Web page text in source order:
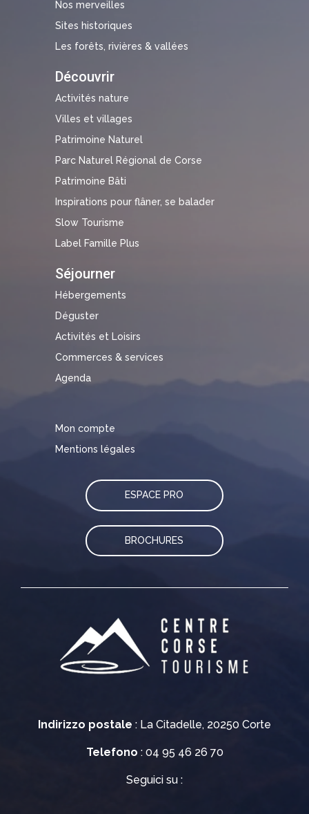
Indirizzo postale : La Citadelle, 20250 Corte
Telefono : 04 95 46 26 70
Seguici su :
Nos merveilles
Sites historiques
Les forêts, rivières & vallées
Découvrir
Activités nature
Villes et villages
Patrimoine Naturel
Parc Naturel Régional de Corse
Patrimoine Bâti
Inspirations pour flâner, se balader
Slow Tourisme
Label Famille Plus
Séjourner
Hébergements
Déguster
Activités et Loisirs
Commerces & services
Agenda
Mon compte
Mentions légales
ESPACE PRO
BROCHURES